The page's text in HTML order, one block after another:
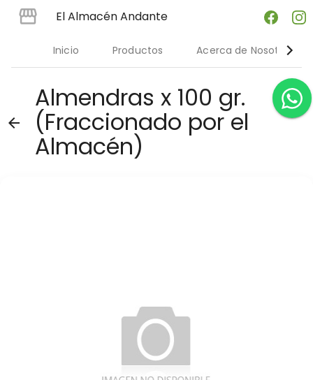
El Almacén Andante
Inicio Productos Acerca de Nosotres
arrow_back
Almendras x 100 gr.
(Fraccionado por el
Almacén)